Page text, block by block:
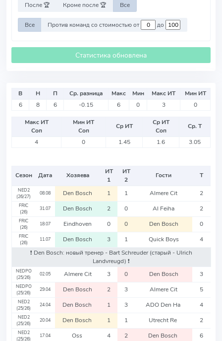
После 🏆 Кроме после 🏆 Все
Все Против команд со стоимостью от до
Статистика обновлена
В Н П Ср. разница Макс Мин Макс ИТ
Мин ИТ
6
8 6 -0.15 6 0 3 0
Макс ИТ
Соп
Мин ИТ
Соп
Ср ИТ
Ср ИТ
Соп
Ср. Т
4
0 1.45 1.6 3.05
Сезон Дата Хозяева
ИТ
1
ИТ
2
Гости Т
NED2
(26/27)
08.08 Den Bosch 1 1 Almere Cit 2
FRIC
(26)
31.07 Den Bosch 2 0 Al Feiha 2
FRIC
(26)
18.07 Eindhoven 0 0 Den Bosch 0
FRIC
(26)
11.07 Den Bosch 3 1 Quick Boys
4
❗️ Den Bosch: новый тренер - Bart Schreuder(старый - Ulrich
Landvreugd) ❗️
NEDPO
(25/26)
02.05 Almere Cit 3 0 Den Bosch 3
NEDPO
(25/26)
29.04 Den Bosch 2 3 Almere Cit 5
NED2
(25/26)
24.04 Den Bosch 1 3 ADO Den Ha 4
NED2
(25/26)
20.04 Den Bosch 1 1 Utrecht Re 2
NED2
(25/26)
17.04 Oss 4 2 Den Bosch 6